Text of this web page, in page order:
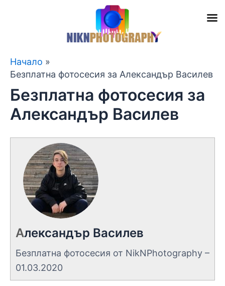
Skip
content
Начало
Безплатна фотосесия за Александър Василев
Безплатна фотосесия за
Александър Василев
Александър Василев
Безплатна фотосесия от NikNPhotography –
01.03.2020